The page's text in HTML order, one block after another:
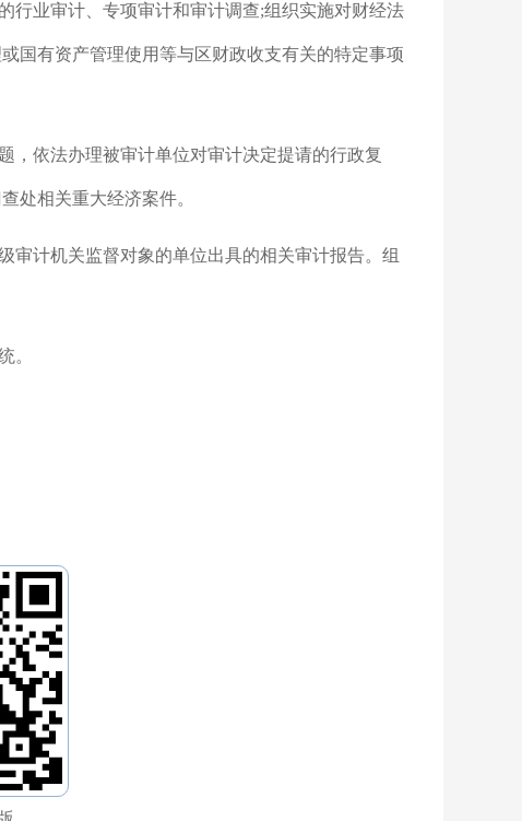
行业审计、专项审计和审计调查;组织实施对财经法
国有资产管理使用等与区财政收支有关的特定事项
，依法办理被审计单位对审计决定提请的行政复
处相关重大经济案件。
审计机关监督对象的单位出具的相关审计报告。组
。